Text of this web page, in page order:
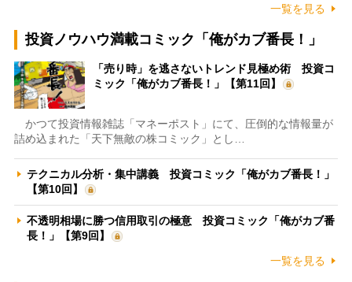
一覧を見る
投資ノウハウ満載コミック「俺がカブ番長！」
「売り時」を逃さないトレンド見極め術 投資コ
ミック「俺がカブ番長！」【第11回】
かつて投資情報雑誌「マネーポスト」にて、圧倒的な情報量が
詰め込まれた「天下無敵の株コミック」とし…
テクニカル分析・集中講義 投資コミック「俺がカブ番長！」
【第10回】
不透明相場に勝つ信用取引の極意 投資コミック「俺がカブ番
長！」【第9回】
一覧を見る